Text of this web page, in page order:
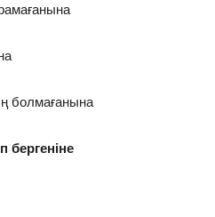
болмағанына
бергеніне